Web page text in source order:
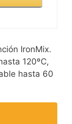
IronMix.
120ºC,
hasta 60